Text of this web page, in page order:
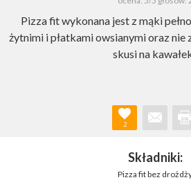
Pizza fit wykonana jest z mąki
żytnimi i płatkami owsianymi oraz nie
skusi na
2
Składniki:
Pizza fit bez